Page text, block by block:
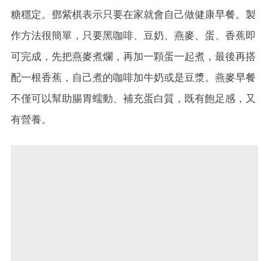
糖穩定。鄧紫棋表示只要在家就會自己做健康早餐。製
作方法很簡單，只要黑咖啡、豆奶、燕麥、蛋、香蕉即
可完成，先把燕麥煮爛，再加一顆蛋一起煮，最後再搭
配一根香蕉，自己煮的咖啡加牛奶或是豆漿。燕麥早餐
不僅可以幫助腸胃蠕動、補充蛋白質，既有飽足感，又
有營養。